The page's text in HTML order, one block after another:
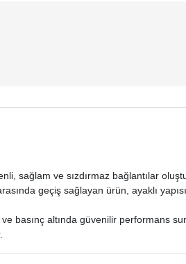
sağlam ve sızdırmaz bağlantılar
geçiş sağlayan ürün, ayaklı
basınç altında güvenilir performans